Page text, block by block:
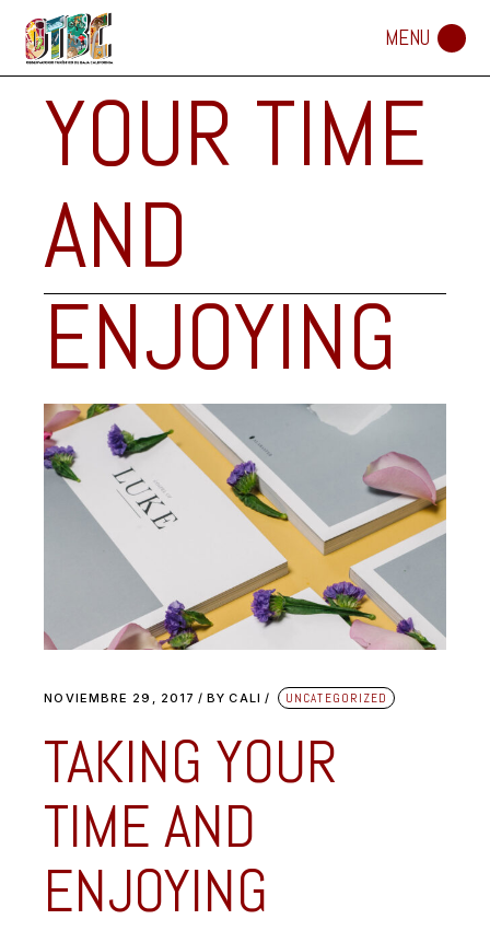
TAKING
YOUR TIME
AND
ENJOYING
NOVIEMBRE 29, 2017 BY CALI UNCATEGORIZED
TAKING YOUR
TIME AND
ENJOYING